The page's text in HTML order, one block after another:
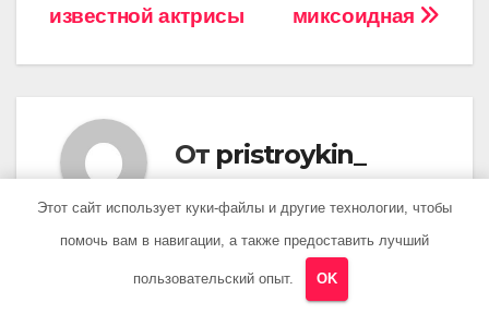
миксоидная
известной актрисы
От pristroykin_
Этот сайт использует куки-файлы и другие технологии, чтобы
помочь вам в навигации, а также предоставить лучший
пользовательский опыт. OK